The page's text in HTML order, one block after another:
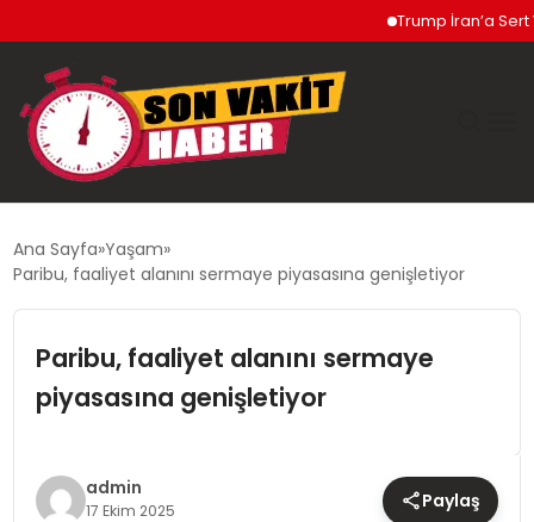
Trump İran’a Sert
DÜNYA
EKONOMI
SPOR
Ana Sayfa Yaşam
Paribu, faaliyet alanını sermaye piyasasına genişletiyor
Paribu, faaliyet alanını sermaye
piyasasına genişletiyor
admin
17 Ekim 2025 Paylaş